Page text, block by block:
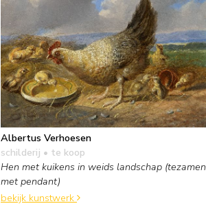
Albertus Verhoesen
schilderij • te koop
Hen met kuikens in weids landschap (tezamen
met pendant)
bekijk kunstwerk